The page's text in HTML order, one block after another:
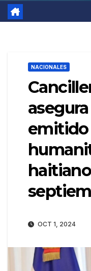
NACIONALES
emitido
OCT 1, 2024